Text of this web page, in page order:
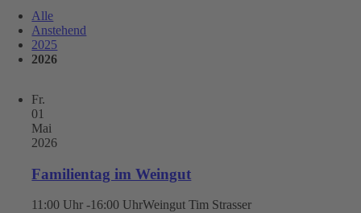
Alle
Anstehend
2025
2026
Fr.
01
Mai
2026
Familientag im Weingut
11:00 Uhr -16:00 UhrWeingut Tim Strasser